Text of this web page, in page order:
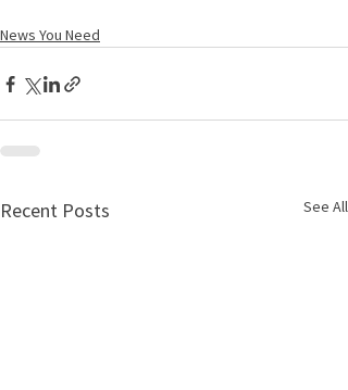
News You Need
Recent Posts See All